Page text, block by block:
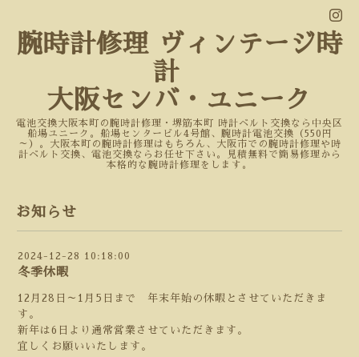
腕時計修理 ヴィンテージ時
計
大阪センバ・ユニーク
電池交換大阪本町の腕時計修理・堺筋本町 時計ベルト交換なら中央区
船場ユニーク。船場センタービル4号館、腕時計電池交換（550円
～）。大阪本町の腕時計修理はもちろん、大阪市での腕時計修理や時
計ベルト交換、電池交換ならお任せ下さい。見積無料で簡易修理から
本格的な腕時計修理をします。
お知らせ
2024-12-28 10:18:00
冬季休暇
12月28日～1月5日まで 年末年始の休暇とさせていただきま
す。
新年は6日より通常営業させていただきます。
宜しくお願いいたします。